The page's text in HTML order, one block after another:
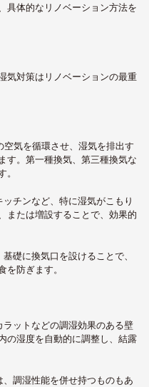
具体的なリノベーション方法を
気対策はリノベーションの最重
空気を循環させ、湿気を排出す
す。第一種換気、第三種換気な
。
チンなど、特に湿気がこもり
または増設することで、効果的
礎に換気口を設けることで、
を防ぎます。
ットなどの調湿効果のある壁
の湿度を自動的に調整し、結露
、調湿性能を併せ持つものもあ